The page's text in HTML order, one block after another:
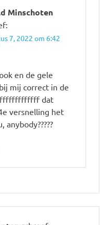
Minschoten
7, 2022 om 6:42
en de gele
mij correct in de
dat
versnelling het